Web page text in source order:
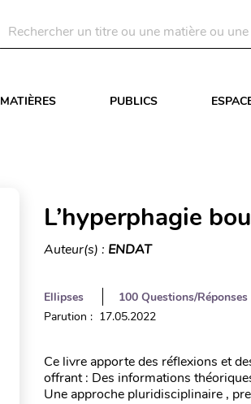
MATIÈRES PUBLICS
L’hyperphagie
Auteur(s) : ENDAT
Ellipses
100 Questions/Réponses
Parution : 17.05.2022
Ce livre apporte des réflexions et
offrant : Des informations
Une approche pluridisciplinaire ,